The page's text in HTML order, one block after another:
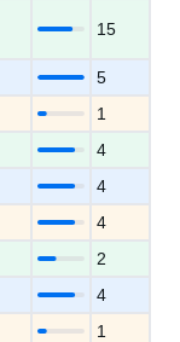
15
5
1
4
4
4
2
4
1